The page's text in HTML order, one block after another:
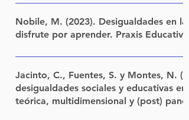
IR AL SITIO WEB
Nobile, M. (2023). Desigualdades en
disfrute por aprender. Praxis Educativa,
LINK
Jacinto, C., Fuentes, S. y Montes, N.
desigualdades sociales y educativas
teórica, multidimensional y (post)